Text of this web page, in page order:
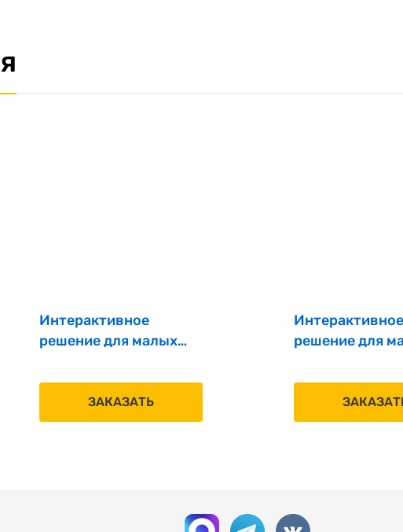
Интерактивное
решение для малых
ST LCD IP 75‘’ MS
ЗАКАЗАТЬ
Интерактивное
решение для
EK LCD IP 75‘’